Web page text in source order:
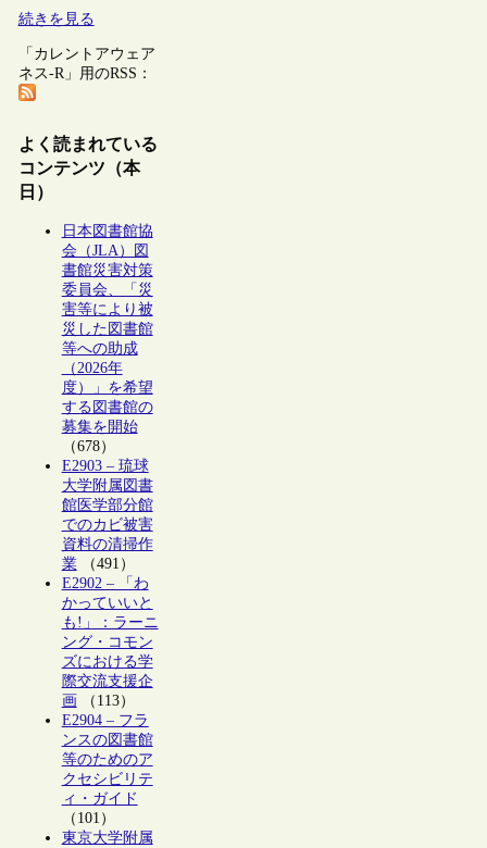
続きを見る
「カレントアウェア
ネス-R」用のRSS：
よく読まれている
コンテンツ（本
日）
日本図書館協
会（JLA）図
書館災害対策
委員会、「災
害等により被
災した図書館
等への助成
（2026年
度）」を希望
する図書館の
募集を開始
（678）
E2903 – 琉球
大学附属図書
館医学部分館
でのカビ被害
資料の清掃作
業（491）
E2902 – 「わ
かっていいと
も!」：ラーニ
ング・コモン
ズにおける学
際交流支援企
画 （113）
E2904 – フラ
ンスの図書館
等のためのア
クセシビリテ
ィ・ガイド
（101）
東京大学附属